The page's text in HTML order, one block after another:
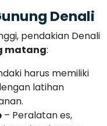
suhu ekstrem
mendaki
Aconcagua.
– Banyak
pemandu
keselamatan.